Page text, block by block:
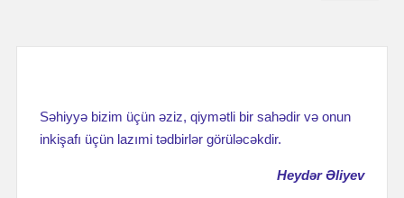
Səhiyyə bizim üçün əziz, qiymətli bir sahədir və onun
inkişafı üçün lazımi tədbirlər görüləcəkdir.
Heydər Əliyev